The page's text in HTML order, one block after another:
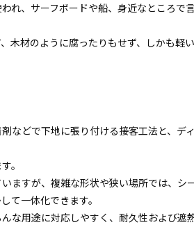
れ、サーフボードや船、身近なところで
木材のように腐ったりもせず、しかも軽
などで下地に張り付ける接客工法と、デ
。
ますが、複雑な形状や狭い場所では、シ
て一体化できます。
な用途に対応しやすく、耐久性および遮